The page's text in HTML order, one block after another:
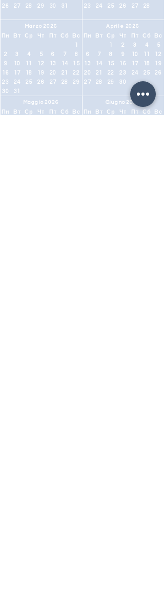
26
27 28 29 30 31
Marzo 2026
Пн Вт Ср Чт Пт Сб
Вс
1
2
3 4 5 6 7
8
9
10 11 12 13 14
15
16
17 18 19 20 21
22
23
24 25 26 27 28
29
30
31
Maggio 2026
Пн Вт Ср Чт Пт Сб
Вс
23
24 25 26 27 28
Aprile 2026
Пн Вт Ср Чт Пт Сб
Вс
1
2 3 4
5
6
7 8 9 10 11
12
13
14 15 16 17 18
19
20
21 22 23 24 25
26
27
28 29 30
Giugno 2026
Пн Вт Ср Чт Пт Сб
Вс